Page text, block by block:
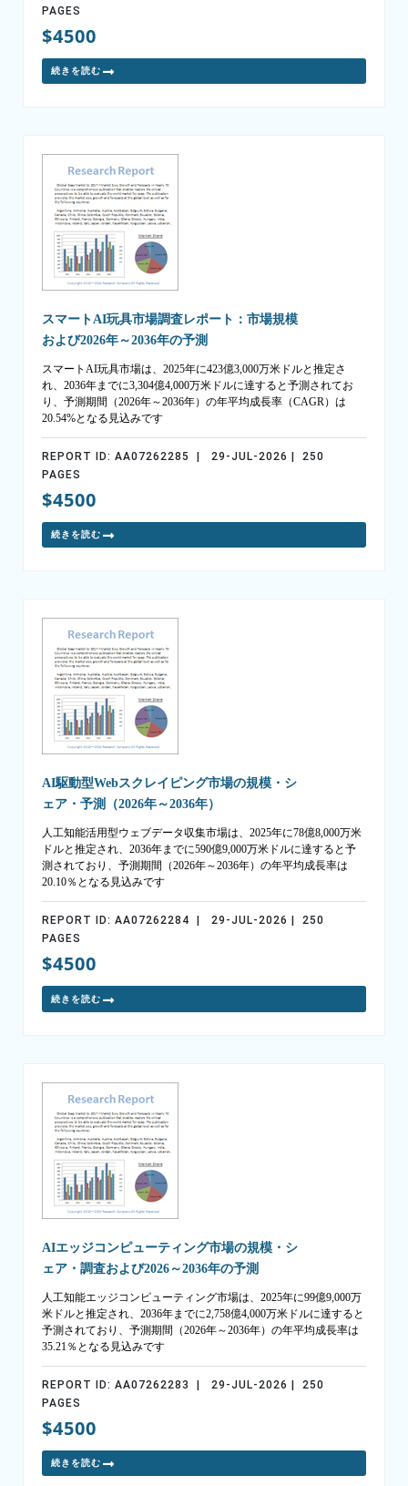
PAGES
$4500
続きを読む
スマートAI玩具市場調査レポート：市場規模
および2026年～2036年の予測
スマートAI玩具市場は、2025年に423億3,000万米ドルと推定さ
れ、2036年までに3,304億4,000万米ドルに達すると予測されてお
り、予測期間（2026年～2036年）の年平均成長率（CAGR）は
20.54%となる見込みです
REPORT ID: AA07262285 | 29-JUL-2026 | 250
PAGES
$4500
続きを読む
AI駆動型Webスクレイピング市場の規模・シ
ェア・予測（2026年～2036年）
人工知能活用型ウェブデータ収集市場は、2025年に78億8,000万米
ドルと推定され、2036年までに590億9,000万米ドルに達すると予
測されており、予測期間（2026年～2036年）の年平均成長率は
20.10％となる見込みです
REPORT ID: AA07262284 | 29-JUL-2026 | 250
PAGES
$4500
続きを読む
AIエッジコンピューティング市場の規模・シ
ェア・調査および2026～2036年の予測
人工知能エッジコンピューティング市場は、2025年に99億9,000万
米ドルと推定され、2036年までに2,758億4,000万米ドルに達すると
予測されており、予測期間（2026年～2036年）の年平均成長率は
35.21％となる見込みです
REPORT ID: AA07262283 | 29-JUL-2026 | 250
PAGES
$4500
続きを読む